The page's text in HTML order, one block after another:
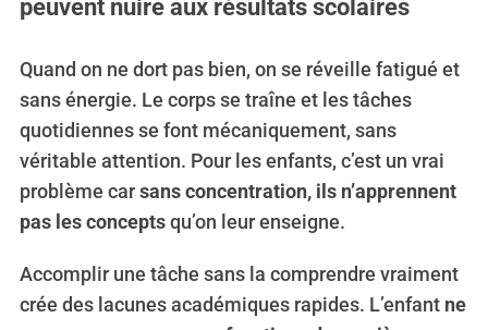
peuvent nuire aux résultats scolaires
Quand on ne dort pas bien, on se réveille fatigué et
sans énergie. Le corps se traîne et les tâches
quotidiennes se font mécaniquement, sans
véritable attention. Pour les enfants, c’est un vrai
problème carsans concentration, ils n’apprennent
pas les conceptsqu’on leur enseigne.
Accomplir une tâche sans la comprendre vraiment
crée des lacunes académiques rapides. L’enfant ne
S
e
r
c